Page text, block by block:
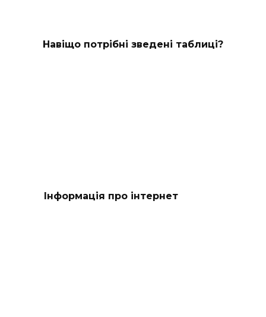
Навіщо потрібні зведені таблиці?
Інформація про інтернет